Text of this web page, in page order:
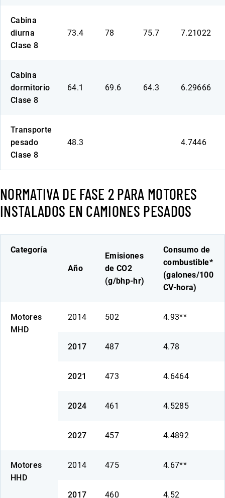
Cabina
diurna
Clase 8
73.4 78 75.7 7.21022
Cabina
dormitorio
Clase 8
64.1 69.6 64.3 6.29666
Transporte
pesado
Clase 8
48.3 4.7446
NORMATIVA DE FASE 2 PARA MOTORES
INSTALADOS EN CAMIONES PESADOS
Categoría
Año
Emisiones
de CO2
(g/bhp-hr)
Consumo de
combustible*
(galones/100
CV-hora)
Motores
MHD
2014 502 4.93**
2017 487 4.78
2021 473 4.6464
2024 461 4.5285
2027 457 4.4892
Motores
HHD
2014 475 4.67**
2017 460 4.52